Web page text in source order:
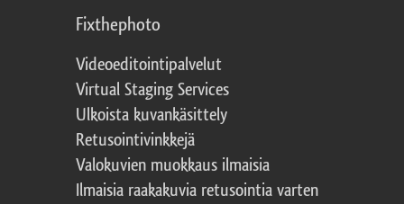
Fixthephoto
Videoeditointipalvelut
Virtual Staging Services
Ulkoista kuvankäsittely
Retusointivinkkejä
Valokuvien muokkaus ilmaisia
Ilmaisia raakakuvia retusointia varten